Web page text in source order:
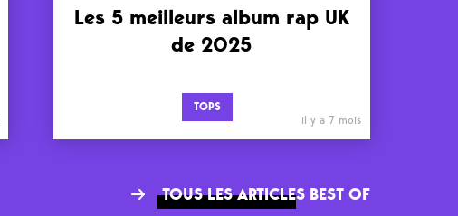
Les 5 meilleurs album rap UK
de 2025
TOPS
il y a 7 mois
TOUS LES ARTICLES BEST OF